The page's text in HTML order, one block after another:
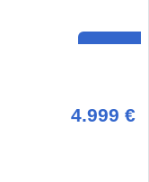
4.999 €